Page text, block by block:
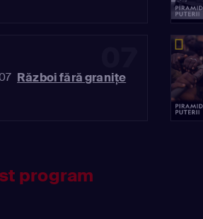
Război fără graniţe
program